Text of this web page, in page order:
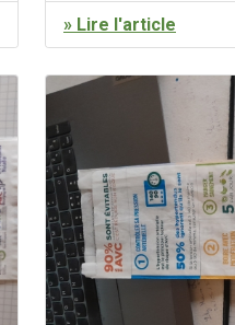
» Lire l'article